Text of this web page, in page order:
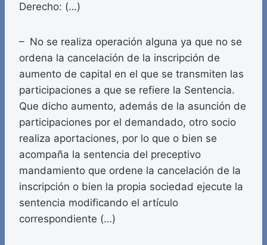
Derecho: (…)
– No se realiza operación alguna ya que no se
ordena la cancelación de la inscripción de
aumento de capital en el que se transmiten las
participaciones a que se refiere la Sentencia.
Que dicho aumento, además de la asunción de
participaciones por el demandado, otro socio
realiza aportaciones, por lo que o bien se
acompaña la sentencia del preceptivo
mandamiento que ordene la cancelación de la
inscripción o bien la propia sociedad ejecute la
sentencia modificando el artículo
correspondiente (…)